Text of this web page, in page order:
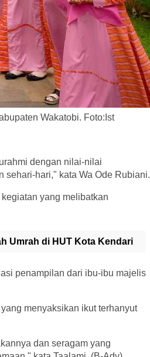
Wakatobi. Foto:Ist
dengan nilai-nilai
sehari-hari," kata Wa Ode Rubiani.
yang melibatkan
Umrah di HUT Kota Kendari
penampilan dari ibu-ibu majelis
menyaksikan ikut terhanyut
dan seragam yang